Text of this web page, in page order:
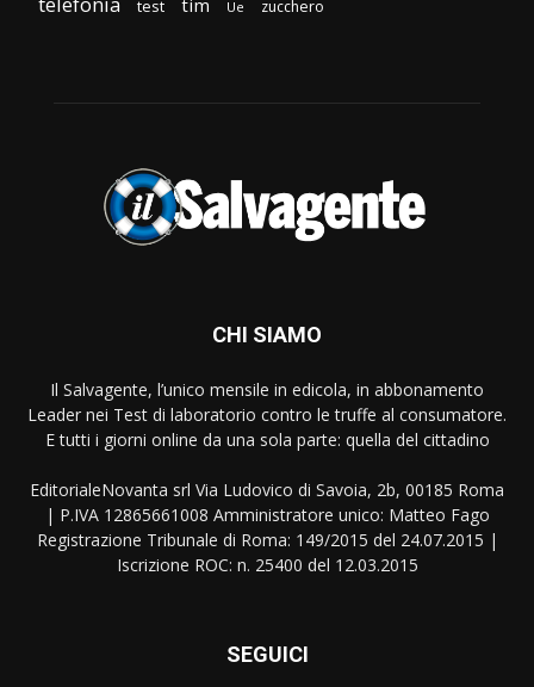
test tim Ue zucchero
CHI SIAMO
Il Salvagente, l’unico mensile in edicola, in abbonamento
Leader nei Test di laboratorio contro le truffe al consumatore.
E tutti i giorni online da una sola parte: quella del cittadino
EditorialeNovanta srl Via Ludovico di Savoia, 2b, 00185 Roma
| P.IVA 12865661008 Amministratore unico: Matteo Fago
Registrazione Tribunale di Roma: 149/2015 del 24.07.2015 |
Iscrizione ROC: n. 25400 del 12.03.2015
SEGUICI